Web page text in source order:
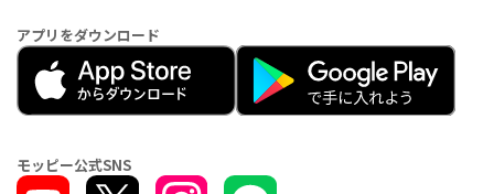
アプリをダウンロード
モッピー公式SNS